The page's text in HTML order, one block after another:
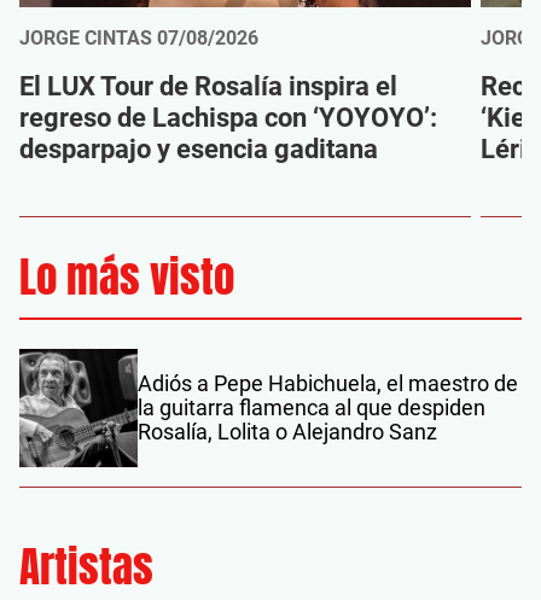
JORGE CINTAS 07/08/2026
El LUX Tour de Rosalía inspira el
regreso de Lachispa con ‘YOYOYO’:
desparpajo y esencia gaditana
Lo más visto
Adiós a Pepe Habichuela, el maestro de
la guitarra flamenca al que despiden
Rosalía, Lolita o Alejandro Sanz
Artistas